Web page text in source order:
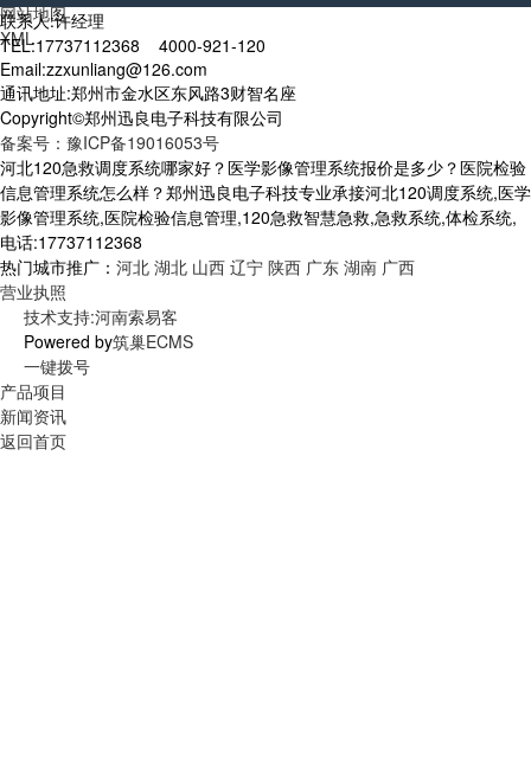
网站地图
XML
联系人:许经理
TEL:17737112368 4000-921-120
Email:zzxunliang@126.com
通讯地址:郑州市金水区东风路3财智名座
Copyright©郑州迅良电子科技有限公司
备案号：豫ICP备19016053号
河北120急救调度系统哪家好？医学影像管理系统报价是多少？医院检验
信息管理系统怎么样？郑州迅良电子科技专业承接河北120调度系统,医学
影像管理系统,医院检验信息管理,120急救智慧急救,急救系统,体检系统,
电话:17737112368
热门城市推广： 河北 湖北 山西 辽宁 陕西 广东 湖南 广西
营业执照
技术支持:河南索易客
Powered by筑巢ECMS
一键拨号
产品项目
新闻资讯
返回首页